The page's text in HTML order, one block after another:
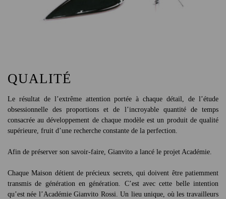
QUALITÉ
Le résultat de l’extrême attention portée à chaque détail, de l’étude
obsessionnelle des proportions et de l’incroyable quantité de temps
consacrée au développement de chaque modèle est un produit de qualité
supérieure, fruit d’une recherche constante de la perfection.
Afin de préserver son savoir-faire, Gianvito a lancé le projet Académie.
Chaque Maison détient de précieux secrets, qui doivent être patiemment
transmis de génération en génération. C’est avec cette belle intention
qu’est née l’Académie Gianvito Rossi. Un lieu unique, où les travailleurs